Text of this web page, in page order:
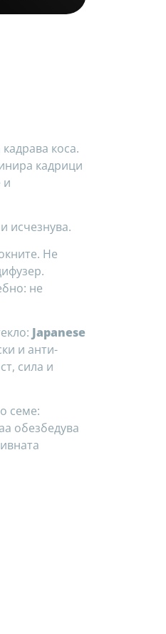
коса.
кадрици
и
исчезнува.
Не
не
Japanese
и анти-
сила и
семе:
обезбедува